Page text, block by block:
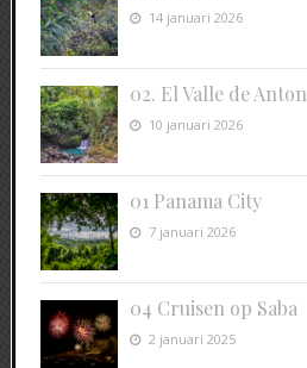
14 januari 2026
02. El Valle de Anton
10 januari 2026
01 Panama City
7 januari 2026
04 Cruisen op Saba
2 januari 2025